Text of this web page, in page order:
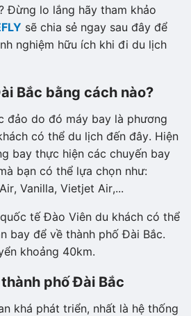
Đừng lo lắng hãy tham khảo
sẽ chia sẻ ngay sau đây để
nghiệm hữu ích khi đi du lịch
Bắc bằng cách nào?
đảo do đó máy bay là phương
có thể du lịch đến đây. Hiện
bay thực hiện các chuyến bay
bạn có thể lựa chọn như:
Vanilla, Vietjet Air,...
tế Đào Viên du khách có thể
bay để về thành phố Đài Bắc.
khoảng 40km.
phố Đài Bắc
khá phát triển, nhất là hệ thống